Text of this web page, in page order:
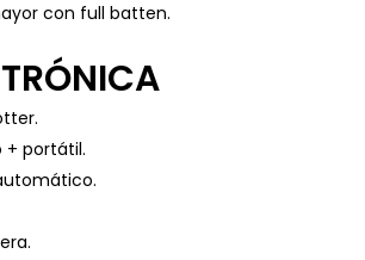
con full batten.
+ portátil.